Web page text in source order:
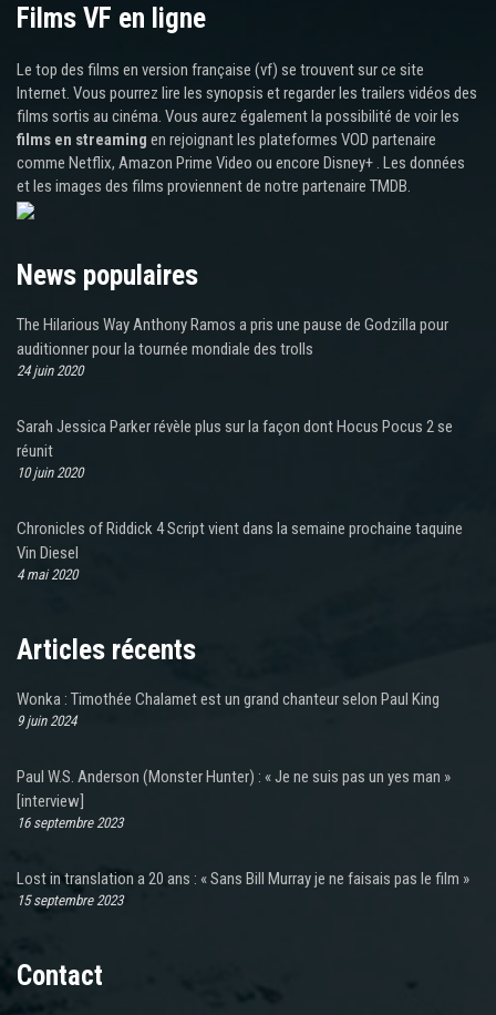
Films VF en ligne
Le top des films en version française (vf) se trouvent sur ce site
Internet. Vous pourrez lire les synopsis et regarder les trailers vidéos des
films sortis au cinéma. Vous aurez également la possibilité de voir les
films en streaming en rejoignant les plateformes VOD partenaire
comme Netflix, Amazon Prime Video ou encore Disney+ . Les données
et les images des films proviennent de notre partenaire TMDB.
News populaires
The Hilarious Way Anthony Ramos a pris une pause de Godzilla pour
auditionner pour la tournée mondiale des trolls
24 juin 2020
Sarah Jessica Parker révèle plus sur la façon dont Hocus Pocus 2 se
réunit
10 juin 2020
Chronicles of Riddick 4 Script vient dans la semaine prochaine taquine
Vin Diesel
4 mai 2020
Articles récents
Wonka : Timothée Chalamet est un grand chanteur selon Paul King
9 juin 2024
Paul W.S. Anderson (Monster Hunter) : « Je ne suis pas un yes man »
[interview]
16 septembre 2023
Lost in translation a 20 ans : « Sans Bill Murray je ne faisais pas le film »
15 septembre 2023
Contact